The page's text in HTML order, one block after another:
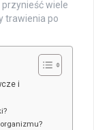
wiele
trawienia po
i